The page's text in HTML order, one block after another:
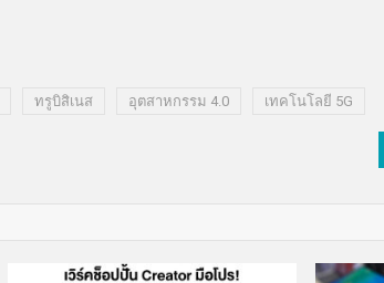
ทรูบิสิเนส อุตสาหกรรม 4.0 เทคโนโลยี 5G